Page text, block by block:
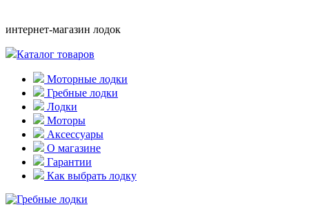
интернет-магазин лодок
Каталог товаров
Моторные лодки
Гребные лодки
Лодки
Моторы
Аксессуары
О магазине
Гарантии
Как выбрать лодку